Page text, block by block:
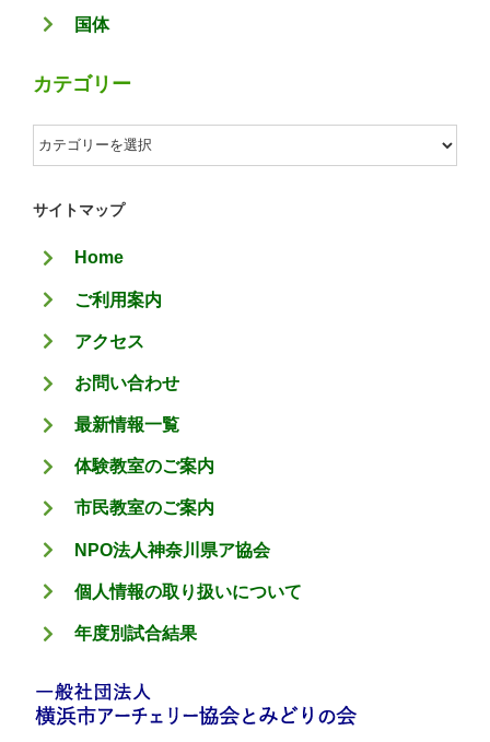
国体
カテゴリー
カ
テ
ゴ
ー
サイトマップ
Home
ご利用案内
アクセス
お問い合わせ
最新情報一覧
体験教室のご案内
市民教室のご案内
NPO法人神奈川県ア協会
個人情報の取り扱いについて
年度別試合結果